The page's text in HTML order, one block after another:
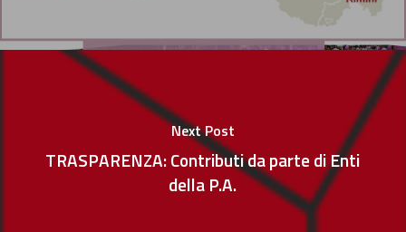
Next Post
TRASPARENZA: Contributi da parte di Enti
della P.A.